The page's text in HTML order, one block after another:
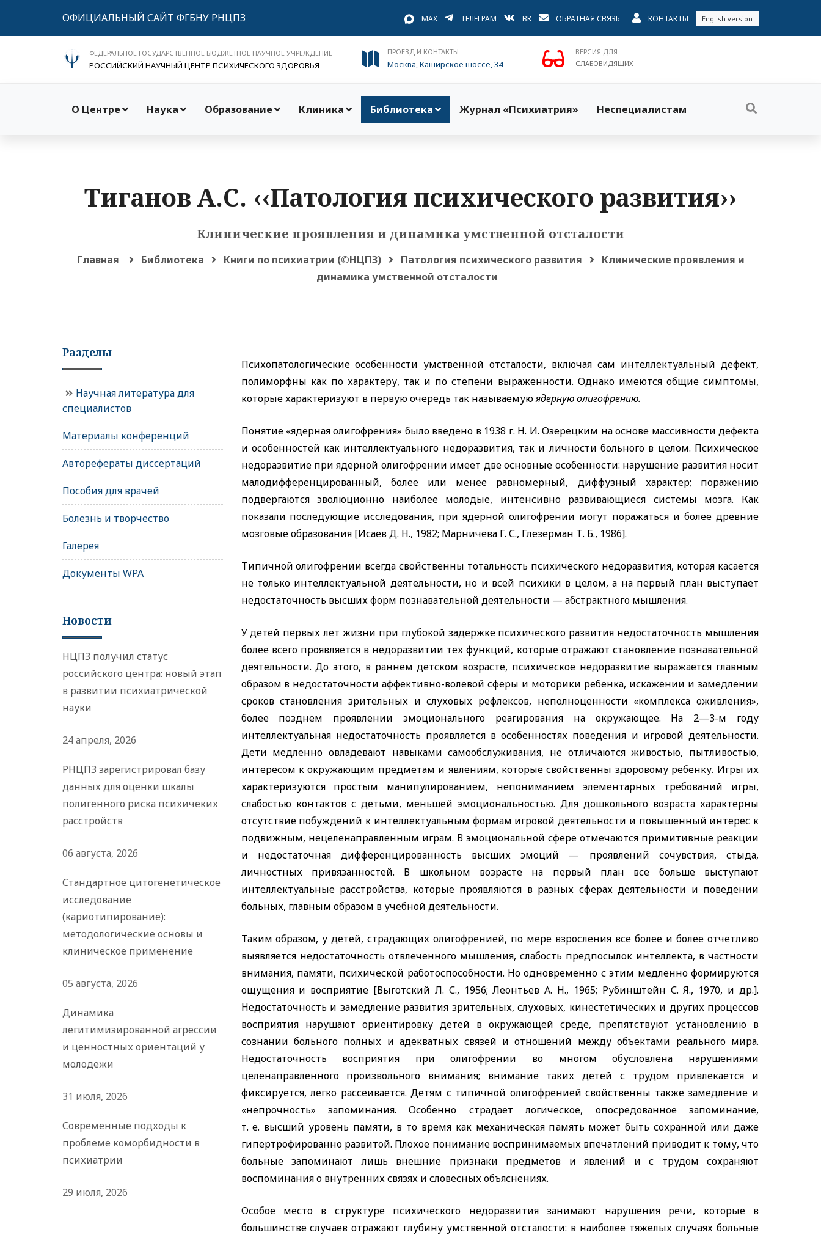
ОФИЦИАЛЬНЫЙ САЙТ ФГБНУ РНЦПЗ MAX ТЕЛЕГРАМ ВК ОБРАТНАЯ СВЯЗЬ КОНТАКТЫ English version
ФЕДЕРАЛЬНОЕ ГОСУДАРСТВЕННОЕ БЮДЖЕТНОЕ НАУЧНОЕ УЧРЕЖДЕНИЕ
РОССИЙСКИЙ НАУЧНЫЙ ЦЕНТР ПСИХИЧЕСКОГО ЗДОРОВЬЯ
ПРОЕЗД И КОНТАКТЫ
Москва, Каширское шоссе, 34
ВЕРСИЯ ДЛЯ
СЛАБОВИДЯЩИХ
О Центре Наука Образование Клиника Библиотека Журнал «Психиатрия» Неспециалистам
Тиганов А.С. ‹‹Патология психического развития››
Клинические проявления и динамика умственной отсталости
Главная Библиотека Книги по психиатрии (©НЦПЗ) Патология психического развития
Клинические проявления и
динамика умственной отсталости
Психопатологические особенности умственной отсталости, включая сам интеллектуальный дефект,
полиморфны как по характеру, так и по степени выраженности. Однако имеются общие симптомы,
которые характеризуют в первую очередь так называемуюядерную олигофрению.
Понятие «ядерная олигофрения» было введено в 1938 г. Н. И. Озерецким на основе массивности дефекта
и особенностей как интеллектуального недоразвития, так и личности больного в целом. Психическое
недоразвитие при ядерной олигофрении имеет две основные особенности: нарушение развития носит
малодифференцированный, более или менее равномерный, диффузный характер; поражению
подвергаются эволюционно наиболее молодые, интенсивно развивающиеся системы мозга. Как
показали последующие исследования, при ядерной олигофрении могут поражаться и более древние
мозговые образования [Исаев Д. Н., 1982; Марничева Г. С., Глезерман Т. Б., 1986].
Типичной олигофрении всегда свойственны тотальность психического недоразвития, которая касается
не только интеллектуальной деятельности, но и всей психики в целом, а на первый план выступает
недостаточность высших форм познавательной деятельности — абстрактного мышления.
У детей первых лет жизни при глубокой задержке психического развития недостаточность мышления
более всего проявляется в недоразвитии тех функций, которые отражают становление познавательной
деятельности. До этого, в раннем детском возрасте, психическое недоразвитие выражается главным
образом в недостаточности аффективно-волевой сферы и моторики ребенка, искажении и замедлении
сроков становления зрительных и слуховых рефлексов, неполноценности «комплекса оживления»,
более позднем проявлении эмоционального реагирования на окружающее. На 2—3-м году
интеллектуальная недостаточность проявляется в особенностях поведения и игровой деятельности.
Дети медленно овладевают навыками самообслуживания, не отличаются живостью, пытливостью,
интересом к окружающим предметам и явлениям, которые свойственны здоровому ребенку. Игры их
характеризуются простым манипулированием, непониманием элементарных требований игры,
слабостью контактов с детьми, меньшей эмоциональностью. Для дошкольного возраста характерны
отсутствие побуждений к интеллектуальным формам игровой деятельности и повышенный интерес к
подвижным, нецеленаправленным играм. В эмоциональной сфере отмечаются примитивные реакции
и недостаточная дифференцированность высших эмоций — проявлений сочувствия, стыда,
личностных привязанностей. В школьном возрасте на первый план все больше выступают
интеллектуальные расстройства, которые проявляются в разных сферах деятельности и поведении
больных, главным образом в учебной деятельности.
Таким образом, у детей, страдающих олигофренией, по мере взросления все более и более отчетливо
выявляется недостаточность отвлеченного мышления, слабость предпосылок интеллекта, в частности
внимания, памяти, психической работоспособности. Но одновременно с этим медленно формируются
ощущения и восприятие [Выготский Л. С., 1956; Леонтьев А. Н., 1965; Рубинштейн С. Я., 1970, и др.].
Недостаточность и замедление развития зрительных, слуховых, кинестетических и других процессов
восприятия нарушают ориентировку детей в окружающей среде, препятствуют установлению в
сознании больного полных и адекватных связей и отношений между объектами реального мира.
Недостаточность восприятия при олигофрении во многом обусловлена нарушениями
целенаправленного произвольного внимания; внимание таких детей с трудом привлекается и
фиксируется, легко рассеивается. Детям с типичной олигофренией свойственны также замедление и
«непрочность» запоминания. Особенно страдает логическое, опосредованное запоминание,
т. е. высший уровень памяти, в то время как механическая память может быть сохранной или даже
гипертрофированно развитой. Плохое понимание воспринимаемых впечатлений приводит к тому, что
больные запоминают лишь внешние признаки предметов и явлений и с трудом сохраняют
воспоминания о внутренних связях и словесных объяснениях.
Особое место в структуре психического недоразвития занимают нарушения речи, которые в
большинстве случаев отражают глубину умственной отсталости: в наиболее тяжелых случаях больные
Разделы
Научная литература для
специалистов
Материалы конференций
Авторефераты диссертаций
Пособия для врачей
Болезнь и творчество
Галерея
Документы WPA
Новости
НЦПЗ получил статус
российского центра: новый этап
в развитии психиатрической
науки
24 апреля, 2026
РНЦПЗ зарегистрировал базу
данных для оценки шкалы
полигенного риска психичеких
расстройств
06 августа, 2026
Стандартное цитогенетическое
исследование
(кариотипирование):
методологические основы и
клиническое применение
05 августа, 2026
Динамика
легитимизированной агрессии
и ценностных ориентаций у
молодежи
31 июля, 2026
Современные подходы к
проблеме коморбидности в
психиатрии
29 июля, 2026